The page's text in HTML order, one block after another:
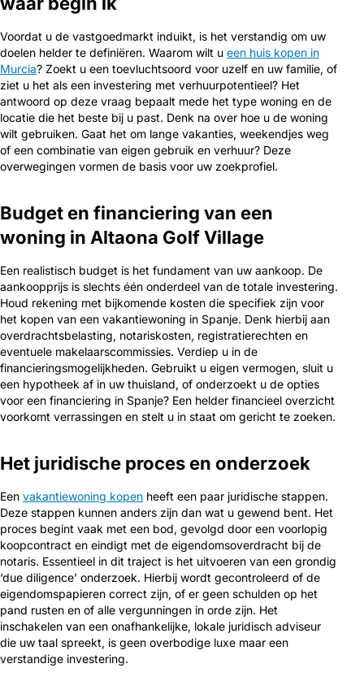
Voordat u de vastgoedmarkt induikt, is het verstandig om uw
doelen helder te definiëren. Waarom wilt u een huis kopen in
Murcia? Zoekt u een toevluchtsoord voor uzelf en uw familie, of
ziet u het als een investering met verhuurpotentieel? Het
antwoord op deze vraag bepaalt mede het type woning en de
locatie die het beste bij u past. Denk na over hoe u de woning
wilt gebruiken. Gaat het om lange vakanties, weekendjes weg
of een combinatie van eigen gebruik en verhuur? Deze
overwegingen vormen de basis voor uw zoekprofiel.
Budget en financiering van een
woning in Altaona Golf Village
Een realistisch budget is het fundament van uw aankoop. De
aankoopprijs is slechts één onderdeel van de totale investering.
Houd rekening met bijkomende kosten die specifiek zijn voor
het kopen van een vakantiewoning in Spanje. Denk hierbij aan
overdrachtsbelasting, notariskosten, registratierechten en
eventuele makelaarscommissies. Verdiep u in de
financieringsmogelijkheden. Gebruikt u eigen vermogen, sluit u
een hypotheek af in uw thuisland, of onderzoekt u de opties
voor een financiering in Spanje? Een helder financieel overzicht
voorkomt verrassingen en stelt u in staat om gericht te zoeken.
Het juridische proces en onderzoek
Een vakantiewoning kopen heeft een paar juridische stappen.
Deze stappen kunnen anders zijn dan wat u gewend bent. Het
proces begint vaak met een bod, gevolgd door een voorlopig
koopcontract en eindigt met de eigendomsoverdracht bij de
notaris. Essentieel in dit traject is het uitvoeren van een grondig
‘due diligence’ onderzoek. Hierbij wordt gecontroleerd of de
eigendomspapieren correct zijn, of er geen schulden op het
pand rusten en of alle vergunningen in orde zijn. Het
inschakelen van een onafhankelijke, lokale juridisch adviseur
die uw taal spreekt, is geen overbodige luxe maar een
verstandige investering.